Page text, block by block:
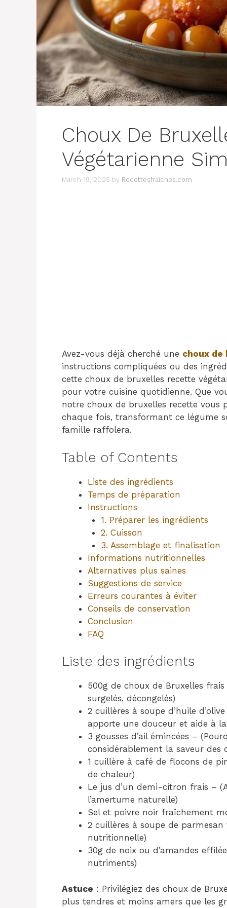
Choux De
Végétarienne
March 19, 2025 by Recettesfraîches.com
Avez-vous déjà cherché une choux
instructions compliquées ou des
cette choux de bruxelles recette
pour votre cuisine quotidienne. Que
notre choux de bruxelles recette
chaque fois, transformant ce légume
famille raffolera.
Table of Contents
Liste des ingrédients
Temps de préparation
Instructions
1. Préparer les ingrédients
2. Cuisson
3. Assemblage et finalisation
Informations nutritionnelles
Alternatives plus saines
Suggestions de service
Erreurs courantes à éviter
Conseils de conservation
Conclusion
FAQ
Liste des ingrédients
500g de choux de Bruxelles
surgelés, décongelés)
2 cuillères à soupe d’huile
apporte une douceur et aide à
3 gousses d’ail émincées –
considérablement la saveur des
1 cuillère à café de flocons de
de chaleur)
Le jus d’un demi-citron frais –
l’amertume naturelle)
Sel et poivre noir fraîchement
2 cuillères à soupe de
nutritionnelle)
30g de noix ou d’amandes
nutriments)
Astuce : Privilégiez des choux de
plus tendres et moins amers que les